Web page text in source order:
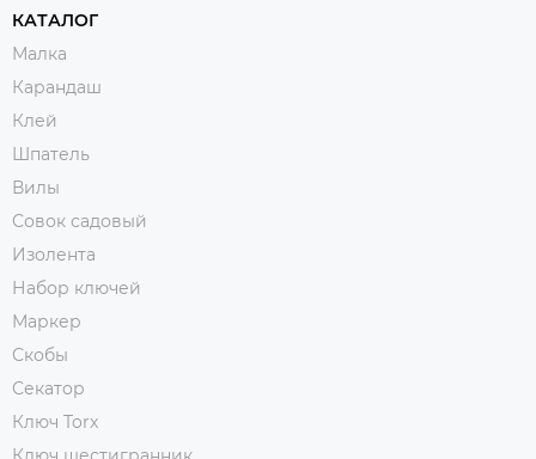
КАТАЛОГ
Малка
Карандаш
Клей
Шпатель
Вилы
Совок садовый
Изолента
Набор ключей
Маркер
Скобы
Секатор
Ключ Torx